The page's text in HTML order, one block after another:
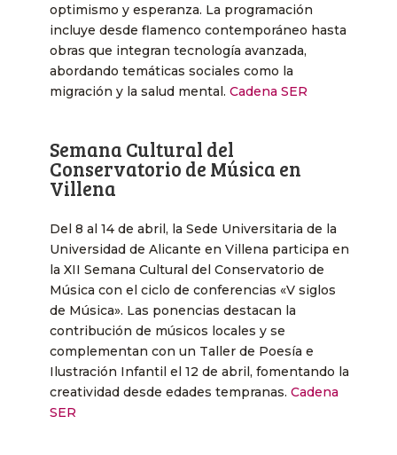
optimismo y esperanza. La programación
incluye desde flamenco contemporáneo hasta
obras que integran tecnología avanzada,
abordando temáticas sociales como la
migración y la salud mental. ​ Cadena SER
Semana Cultural del
Conservatorio de Música en
Villena
Del 8 al 14 de abril, la Sede Universitaria de la
Universidad de Alicante en Villena participa en
la XII Semana Cultural del Conservatorio de
Música con el ciclo de conferencias «V siglos
de Música». Las ponencias destacan la
contribución de músicos locales y se
complementan con un Taller de Poesía e
Ilustración Infantil el 12 de abril, fomentando la
creatividad desde edades tempranas. ​ Cadena
SER